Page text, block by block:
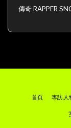
傳奇 RAPPER
首頁 專訪人